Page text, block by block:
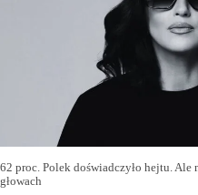
62 proc. Polek doświadczyło hejtu.
głowach